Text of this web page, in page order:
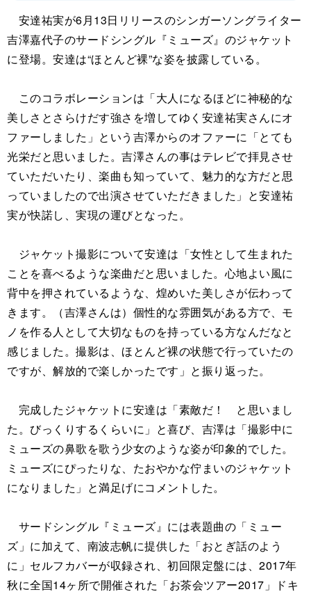
安達祐実が6月13日リリースのシンガーソングライター
吉澤嘉代子のサードシングル『ミューズ』のジャケット
に登場。安達は“ほとんど裸”な姿を披露している。
このコラボレーションは「大人になるほどに神秘的な
美しさとさらけだす強さを増してゆく安達祐実さんにオ
ファーしました」という吉澤からのオファーに「とても
光栄だと思いました。吉澤さんの事はテレビで拝見させ
ていただいたり、楽曲も知っていて、魅力的な方だと思
っていましたので出演させていただきました」と安達祐
実が快諾し、実現の運びとなった。
ジャケット撮影について安達は「女性として生まれた
ことを喜べるような楽曲だと思いました。心地よい風に
背中を押されているような、煌めいた美しさが伝わって
きます。（吉澤さんは）個性的な雰囲気がある方で、モ
ノを作る人として大切なものを持っている方なんだなと
感じました。撮影は、ほとんど裸の状態で行っていたの
ですが、解放的で楽しかったです」と振り返った。
完成したジャケットに安達は「素敵だ！ と思いまし
た。びっくりするくらいに」と喜び、吉澤は「撮影中に
ミューズの鼻歌を歌う少女のような姿が印象的でした。
ミューズにぴったりな、たおやかな佇まいのジャケット
になりました」と満足げにコメントした。
サードシングル『ミューズ』には表題曲の「ミュー
ズ」に加えて、南波志帆に提供した「おとぎ話のよう
に」セルフカバーが収録され、初回限定盤には、2017年
秋に全国14ヶ所で開催された「お茶会ツアー2017」ドキ